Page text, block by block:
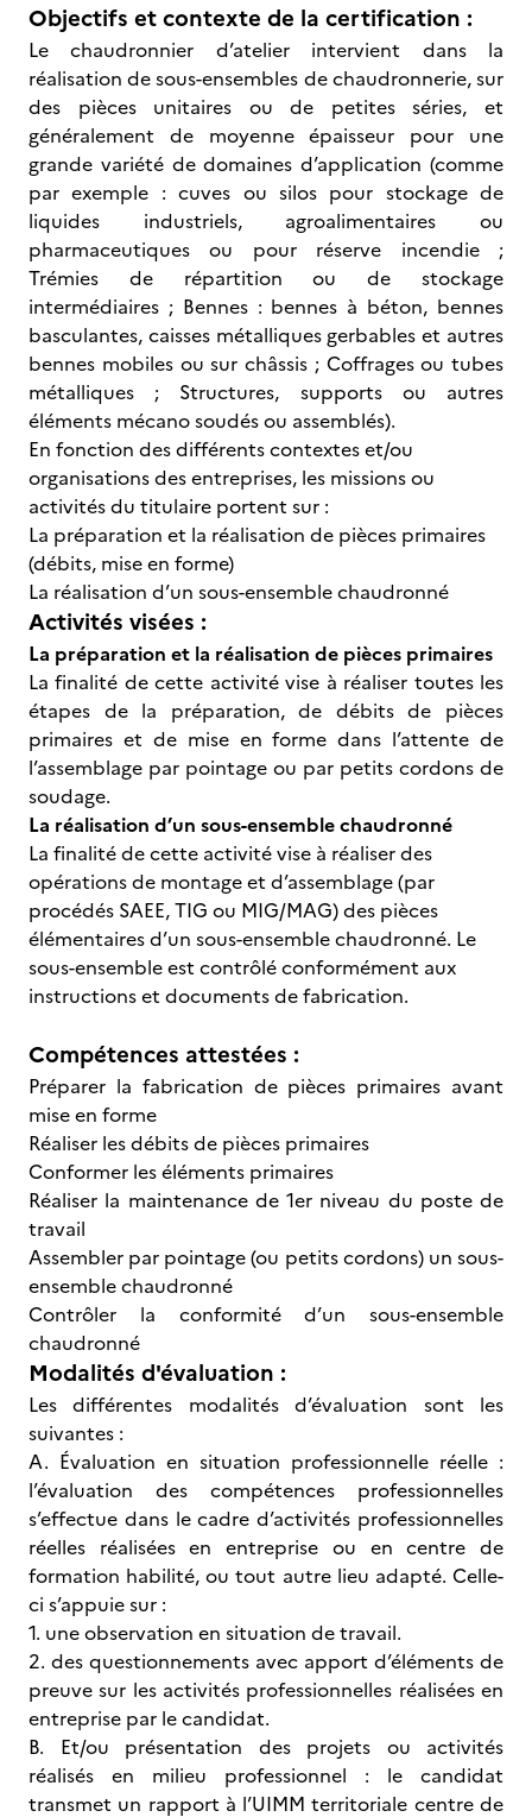
Objectifs et contexte de la certification :
Le chaudronnier d’atelier intervient dans la
réalisation de sous-ensembles de chaudronnerie, sur
des pièces unitaires ou de petites séries, et
généralement de moyenne épaisseur pour une
grande variété de domaines d’application (comme
par exemple : cuves ou silos pour stockage de
liquides industriels, agroalimentaires ou
pharmaceutiques ou pour réserve incendie ;
Trémies de répartition ou de stockage
intermédiaires ; Bennes : bennes à béton, bennes
basculantes, caisses métalliques gerbables et autres
bennes mobiles ou sur châssis ; Coffrages ou tubes
métalliques ; Structures, supports ou autres
éléments mécano soudés ou assemblés).
En fonction des différents contextes et/ou
organisations des entreprises, les missions ou
activités du titulaire portent sur :
La préparation et la réalisation de pièces primaires
(débits, mise en forme)
La réalisation d’un sous-ensemble chaudronné
Activités visées :
La préparation et la réalisation de pièces primaires
La finalité de cette activité vise à réaliser toutes les
étapes de la préparation, de débits de pièces
primaires et de mise en forme dans l’attente de
l’assemblage par pointage ou par petits cordons de
soudage.
La réalisation d’un sous-ensemble chaudronné
La finalité de cette activité vise à réaliser des
opérations de montage et d’assemblage (par
procédés SAEE, TIG ou MIG/MAG) des pièces
élémentaires d’un sous-ensemble chaudronné. Le
sous-ensemble est contrôlé conformément aux
instructions et documents de fabrication.
Compétences attestées :
Préparer la fabrication de pièces primaires avant
mise en forme
Réaliser les débits de pièces primaires
Conformer les éléments primaires
Réaliser la maintenance de 1er niveau du poste de
travail
Assembler par pointage (ou petits cordons) un sous-
ensemble chaudronné
Contrôler la conformité d’un sous-ensemble
chaudronné
Modalités d'évaluation :
Les différentes modalités d’évaluation sont les
suivantes :
A. Évaluation en situation professionnelle réelle :
l’évaluation des compétences professionnelles
s’effectue dans le cadre d’activités professionnelles
réelles réalisées en entreprise ou en centre de
formation habilité, ou tout autre lieu adapté. Celle-
ci s’appuie sur :
1. une observation en situation de travail.
2. des questionnements avec apport d’éléments de
preuve sur les activités professionnelles réalisées en
entreprise par le candidat.
B. Et/ou présentation des projets ou activités
réalisés en milieu professionnel : le candidat
transmet un rapport à l’UIMM territoriale centre de